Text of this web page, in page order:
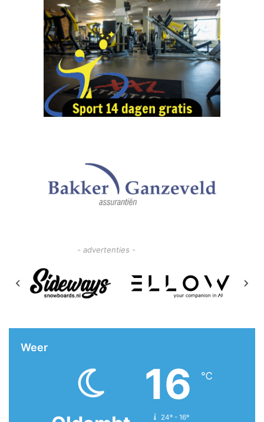
- advertenties -
Weer
16 ℃
24º - 16º